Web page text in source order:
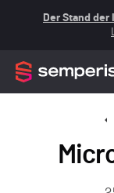
Der Stand